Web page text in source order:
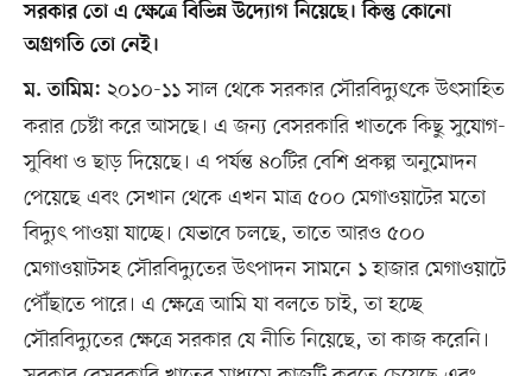
সরকার তো এ ক্ষেত্রে বিভিন্ন উদ্যোগ নিয়েছে। কিন্তু কোনো
অগ্রগতি তো নেই।
ম. তামিম: ২০১০-১১ সাল থেকে সরকার সৌরবিদ্যুৎকে উৎসাহিত
করার চেষ্টা করে আসছে। এ জন্য বেসরকারি খাতকে কিছু সুযোগ-
সুবিধা ও ছাড় দিয়েছে। এ পর্যন্ত ৪০টির বেশি প্রকল্প অনুমোদন
পেয়েছে এবং সেখান থেকে এখন মাত্র ৫০০ মেগাওয়াটের মতো
বিদ্যুৎ পাওয়া যাচ্ছে। যেভাবে চলছে, তাতে আরও ৫০০
মেগাওয়াটসহ সৌরবিদ্যুতের উৎপাদন সামনে ১ হাজার মেগাওয়াটে
পৌঁছাতে পারে। এ ক্ষেত্রে আমি যা বলতে চাই, তা হচ্ছে
সৌরবিদ্যুতের ক্ষেত্রে সরকার যে নীতি নিয়েছে, তা কাজ করেনি।